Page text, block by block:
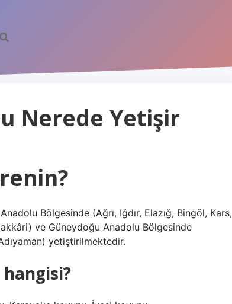
Nerede Yetişir
Bölgesinde (Ağrı, Iğdır, Elazığ, Bingöl, Kars,
ve Güneydoğu Anadolu Bölgesinde
yetiştirilmektedir.
hangisi?